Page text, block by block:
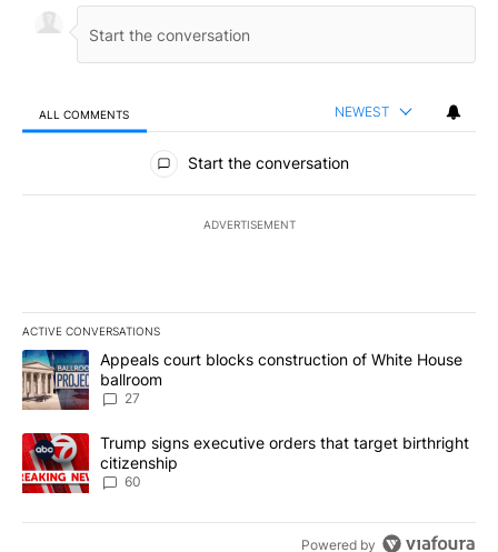
ALL COMMENTS NEWEST
All Comments
Start the conversation
ADVERTISEMENT
ACTIVE CONVERSATIONS
The following is a list of the most commented articles in the last
A trending article titled "Appeals court blocks construction of
Appeals court blocks construction of White House
ballroom
27
A trending article titled "Trump signs executive orders that
Trump signs executive orders that target birthright
citizenship
60
Powered by